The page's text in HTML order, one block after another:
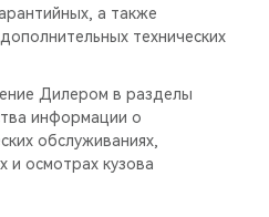
а также
технических
Дилером в разделы
информации о
обслуживаниях,
и осмотрах кузова